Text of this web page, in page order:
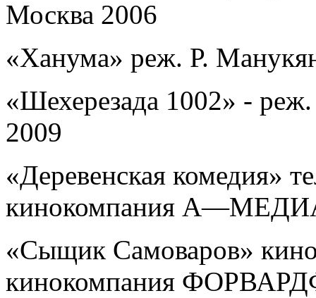
Москва 2006
«Ханума» реж. Р.
«Шехерезада 1002» -
2009
«Деревенская комедия»
кинокомпания
«Сыщик Самоваров»
кинокомпания ФОРВА